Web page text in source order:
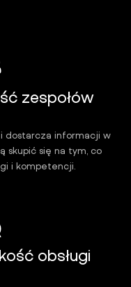
zespołów
dostarcza informacji w
skupić się na tym, co
i kompetencji.
obsługi